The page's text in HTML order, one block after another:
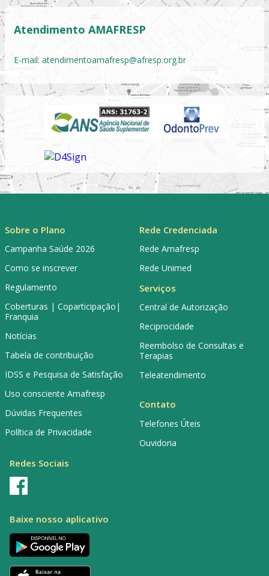
Atendimento AMAFRESP
E-mail: atendimentoamafresp@afresp.org.br
Sobre o Plano
Campanha Saúde 2026
Como se inscrever
Regulamento
Coberturas | Coparticipação|
Franquia
Notícias
Tabela de contribuição
IDSS e Pesquisa de Satisfação
Uso consciente Amafresp
Dúvidas Frequentes
Política de Privacidade
Rede Credenciada
Rede Amafresp
Rede Unimed
Serviços
Central de Autorização
Reciprocidade
Reembolso de Consultas e
Terapias
Teleatendimento
Contato
Telefones Úteis
Ouvidoria
Redes Sociais
Baixe nosso aplicativo